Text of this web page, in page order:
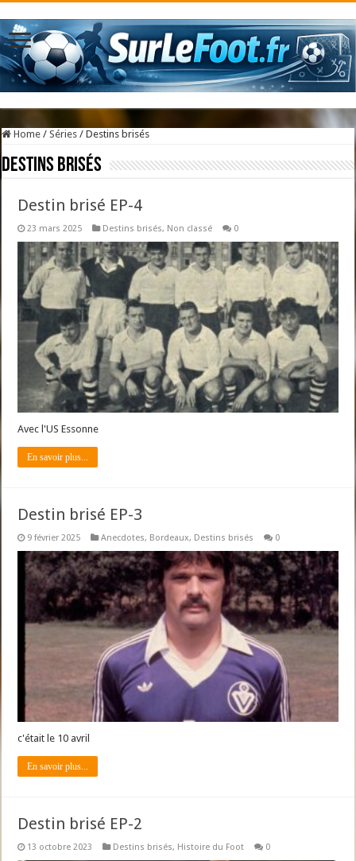
Home / Séries / Destins brisés
Destins brisés
Destin brisé EP-4
23 mars 2025 Destins brisés, Non classé 0
Avec l'US Essonne
En savoir plus...
Destin brisé EP-3
9 février 2025 Anecdotes, Bordeaux, Destins brisés 0
c'était le 10 avril
En savoir plus...
Destin brisé EP-2
13 octobre 2023 Destins brisés, Histoire du Foot 0